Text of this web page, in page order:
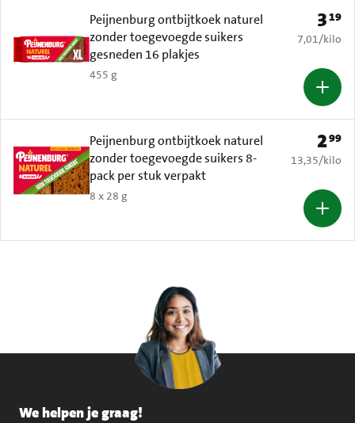
Peijnenburg ontbijtkoek naturel
zonder toegevoegde suikers
gesneden 16 plakjes
455 g
Prijs:
319
€ 7,01 per
7,01/kilo
Peijnenburg ontbijtkoek naturel
zonder toegevoegde suikers 8-
pack per stuk verpakt
8 x 28 g
Prijs:
299
€ 13,35 per
13,35/kilo
We helpen je graag!